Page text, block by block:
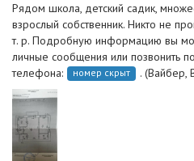
Рядом школа, детский садик,
взрослый собственник. Никто не
т. р. Подробную информацию вы
личные сообщения или позвонить
телефона:
номер скрыт . (Вайбер,